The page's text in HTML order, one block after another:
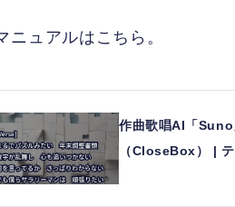
ニュアルはこちら。
作曲歌唱AI「Suno
（CloseBox） |